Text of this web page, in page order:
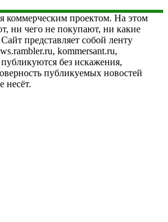
коммерческим проектом. На этом
ни чего не покупают, ни какие
представляет собой ленту
kommersant.ru,
без искажения,
публикуемых новостей
несёт.